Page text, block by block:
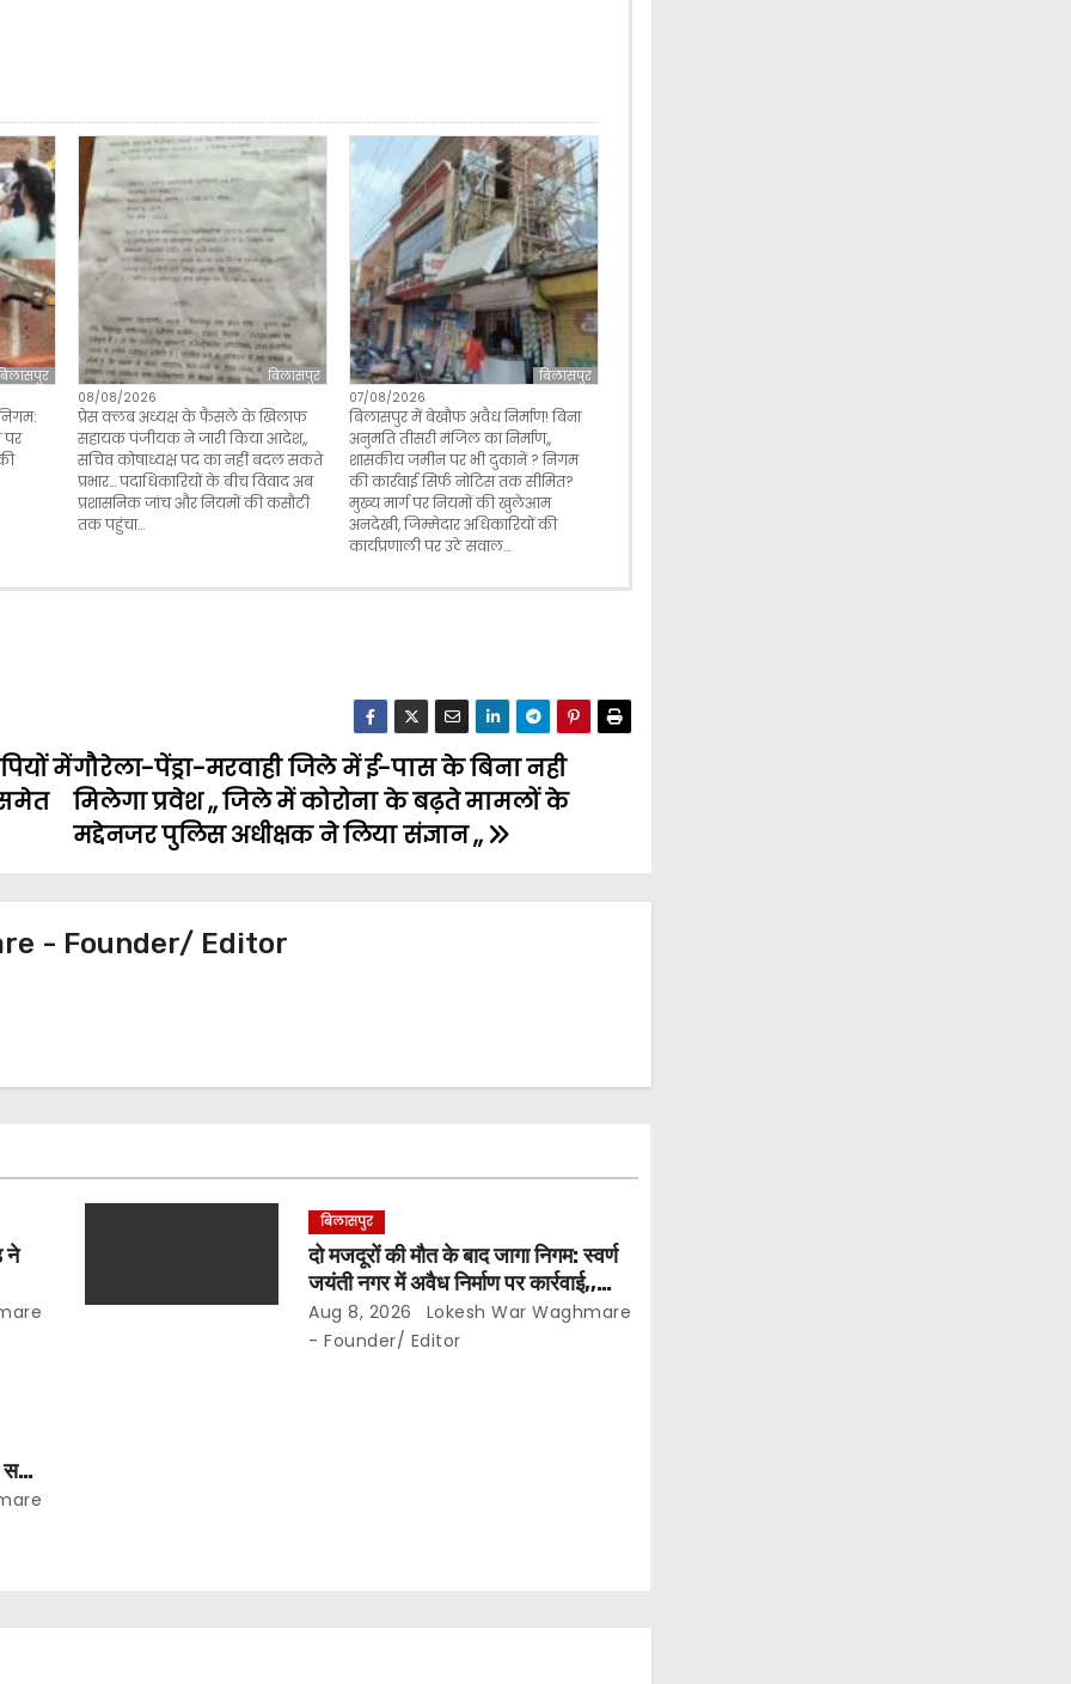
पर
बिलासपुर
08/08/2026
प्रेस क्लब अध्यक्ष के फैसले के खिलाफ
सहायक पंजीयक ने जारी किया आदेश,,
सचिव कोषाध्यक्ष पद का नहीं बदल सकते
प्रभार… पदाधिकारियों के बीच विवाद अब
प्रशासनिक जांच और नियमों की कसौटी
तक पहुंचा…
बिलासपुर
07/08/2026
बिलासपुर में बेखौफ अवैध निर्माण! बिना
अनुमति तीसरी मंजिल का निर्माण,,
शासकीय जमीन पर भी दुकानें ? निगम
की कार्रवाई सिर्फ नोटिस तक सीमित?
मुख्य मार्ग पर नियमों की खुलेआम
अनदेखी, जिम्मेदार अधिकारियों की
कार्यप्रणाली पर उठे सवाल…
गौरेला-पेंड्रा-मरवाही जिले में ई-पास के बिना नही
मिलेगा प्रवेश ,, जिले में कोरोना के बढ़ते मामलों के
मद्देनजर पुलिस अधीक्षक ने लिया संज्ञान ,,
में
समेत
- Founder/ Editor
ने
बिलासपुर
दो मजदूरों की मौत के बाद जागा निगम: स्वर्ण
जयंती नगर में अवैध निर्माण पर कार्रवाई,,
दीवार तोड़ी और 7 दिन की मोहलत…
Aug 8, 2026
Lokesh War Waghmare
- Founder/ Editor